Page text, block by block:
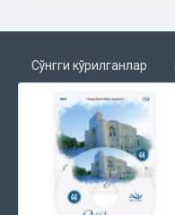
Сўнгги кўрилганлар